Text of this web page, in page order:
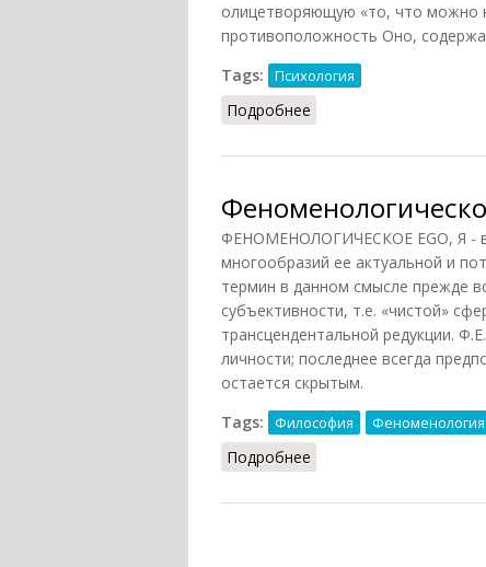
олицетворяющую «то, что можно
противоположность Оно,
Tags:
Психология
Подробнее
ФЕНОМЕНОЛОГИЧЕСКОЕ EGO, Я - в
многообразий ее актуальной и
термин в данном смысле прежде
субъективности, т.е. «чистой»
трансцендентальной редукции.
личности; последнее всегда
остается скрытым.
Tags:
Философия Феноменология
Подробнее